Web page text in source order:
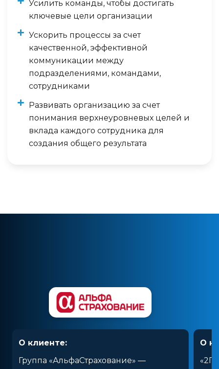
Усилить команды, чтобы достигать
ключевые цели организации
Ускорить процессы за счет
качественной, эффективной
коммуникации между
подразделениями, командами,
сотрудниками
Развивать организацию за счет
понимания верхнеуровневых целей и
вклада каждого сотрудника для
создания общего результата
О клиенте:
Группа «АльфаСтрахование» —
О